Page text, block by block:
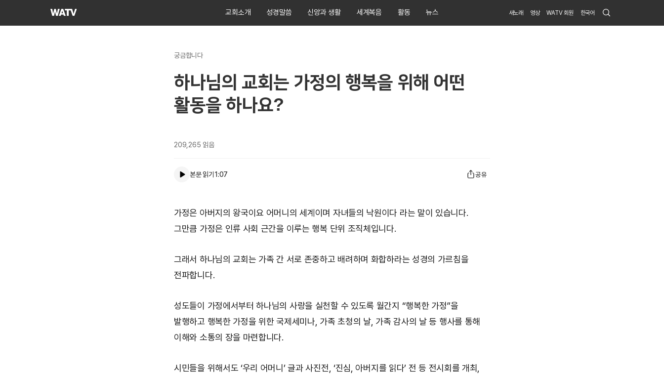
하나님의교회
교회소개 성경말씀 신앙과 생활 세계복음 활동 뉴스 새노래 영상 WATV 회원 한국어 Search
Submit
궁금합니다
하나님의 교회는 가정의 행복을 위해 어떤
활동을 하나요?
209,265 읽음
본문 읽기1:07 공유
가정은 아버지의 왕국이요 어머니의 세계이며 자녀들의 낙원이다 라는 말이 있습니다.
그만큼 가정은 인류 사회 근간을 이루는 행복 단위 조직체입니다.
그래서 하나님의 교회는 가족 간 서로 존중하고 배려하며 화합하라는 성경의 가르침을
전파합니다.
성도들이 가정에서부터 하나님의 사랑을 실천할 수 있도록 월간지 “행복한 가정”을
발행하고 행복한 가정을 위한 국제세미나, 가족 초청의 날, 가족 감사의 날 등 행사를 통해
이해와 소통의 장을 마련합니다.
시민들을 위해서도 ‘우리 어머니’ 글과 사진전, ‘진심, 아버지를 읽다’ 전 등 전시회를 개최,